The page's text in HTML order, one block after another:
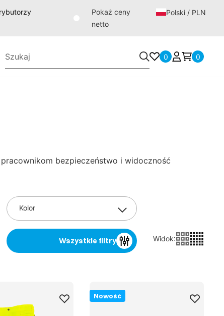
Pokaż ceny
netto
Polski / PLN
0 0
bezpieczeństwo i widoczność
Kolor
Wszystkie filtry Widok:
Nowość